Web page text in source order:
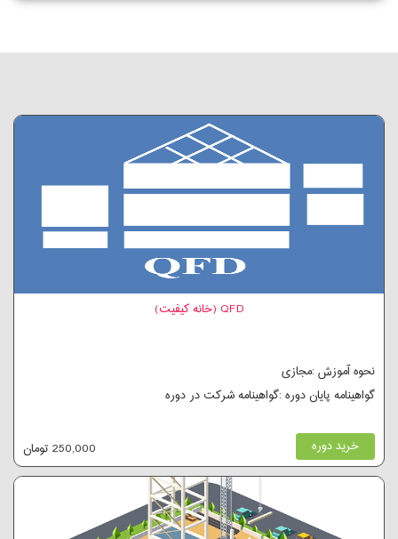
QFD (خانه کیفیت)
نحوه آموزش :مجازی
گواهینامه پایان دوره :گواهینامه شرکت در دوره
خرید دوره 250,000 تومان